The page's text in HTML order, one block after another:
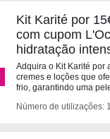
Kit Karité por
com cupom
hidratação
Adquira o Kit Karité por
cremes e loções que
frio, garantindo uma
Número de utilizações: